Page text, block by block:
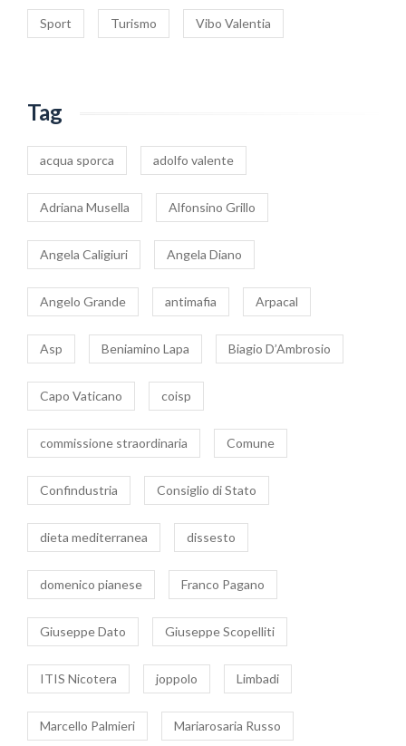
Sport Turismo Vibo Valentia
Tag
acqua sporca adolfo valente
Adriana Musella Alfonsino Grillo
Angela Caligiuri Angela Diano
Angelo Grande antimafia Arpacal
Asp Beniamino Lapa Biagio D’Ambrosio
Capo Vaticano coisp
commissione straordinaria Comune
Confindustria Consiglio di Stato
dieta mediterranea dissesto
domenico pianese Franco Pagano
Giuseppe Dato Giuseppe Scopelliti
ITIS Nicotera joppolo Limbadi
Marcello Palmieri Mariarosaria Russo